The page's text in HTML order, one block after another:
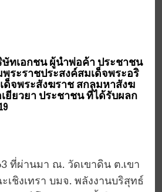
ษัทเอกชน ผู้นำพ่อค้า ประชาชน
ระราชประสงค์สมเด็จพระอริ
จพระสังฆราช สกลมหาสังฆ
ยียวยา ประชาชน ที่ได้รับผลก
ที่ผ่านมา ณ. วัดเขาดิน ต.เขา
เชิงเทรา บมจ. พลังงานบริสุทธ์